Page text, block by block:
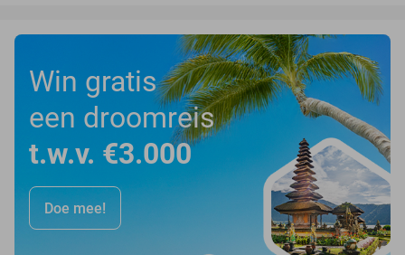
Win gratis
een droomreis
t.w.v. €3.000
Doe mee!